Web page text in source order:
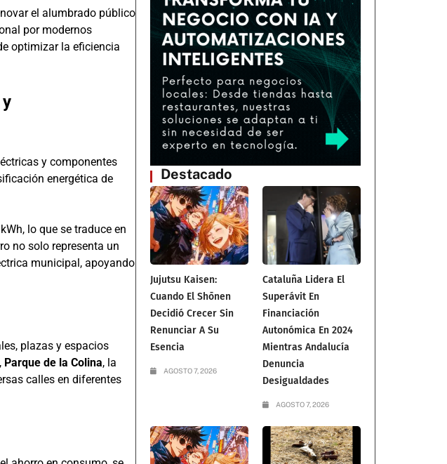
el alumbrado público
por modernos
optimizar la eficiencia
y componentes
energética de
lo que se traduce en
no solo representa un
municipal, apoyando
plazas y espacios
, Parque de la Colina, la
calles en diferentes
Destacado
Jujutsu Kaisen:
Cuando El Shōnen
Decidió Crecer Sin
Renunciar A Su
Esencia
AGOSTO 7, 2026
Cataluña Lidera El
Superávit En
Financiación
Autonómica En 2024
Mientras Andalucía
Denuncia
Desigualdades
AGOSTO 7, 2026